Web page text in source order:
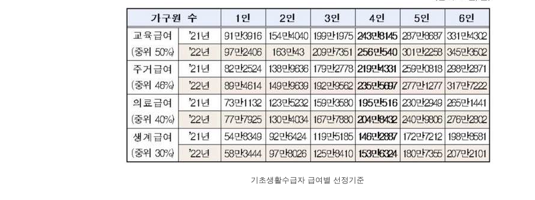
기초생활수급자 급여별 선정기준